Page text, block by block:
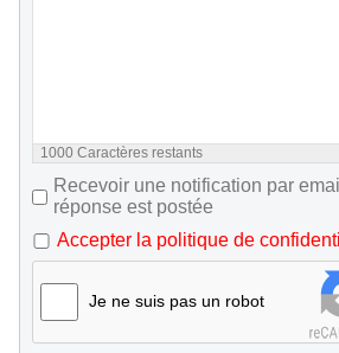
1000 Caractères restants
Recevoir une notification par
réponse est postée
Accepter la politique de
Je ne suis pas un robot